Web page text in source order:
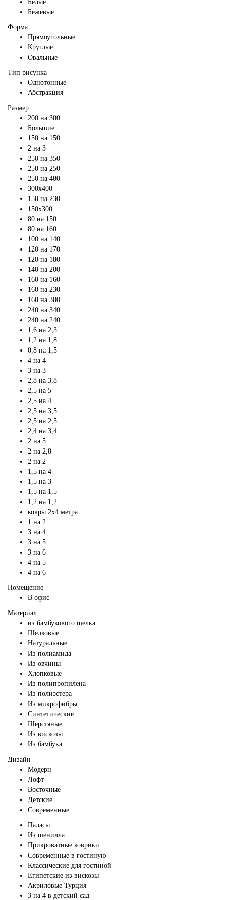
Белые
Бежевые
Форма
Прямоугольные
Круглые
Овальные
Тип рисунка
Однотонные
Абстракция
Размер
200 на 300
Большие
150 на 150
2 на 3
250 на 350
250 на 250
250 на 400
300х400
150 на 230
150х300
80 на 150
80 на 160
100 на 140
120 на 170
120 на 180
140 на 200
160 на 160
160 на 230
160 на 300
240 на 340
240 на 240
1,6 на 2,3
1,2 на 1,8
0,8 на 1,5
4 на 4
3 на 3
2,8 на 3,8
2,5 на 5
2,5 на 4
2,5 на 3,5
2,5 на 2,5
2,4 на 3,4
2 на 5
2 на 2,8
2 на 2
1,5 на 4
1,5 на 3
1,5 на 1,5
1,2 на 1,2
ковры 2х4 метра
1 на 2
3 на 4
3 на 5
3 на 6
4 на 5
4 на 6
Помещение
В офис
Материал
из бамбукового шелка
Шелковые
Натуральные
Из полиамида
Из овчины
Хлопковые
Из полипропилена
Из полиэстера
Из микрофибры
Синтетические
Шерстяные
Из вискозы
Из бамбука
Дизайн
Модерн
Лофт
Восточные
Детские
Современные
Паласы
Из шенилла
Прикроватные коврики
Современные в гостиную
Классические для гостиной
Египетские из вискозы
Акриловые Турция
3 на 4 в детский сад